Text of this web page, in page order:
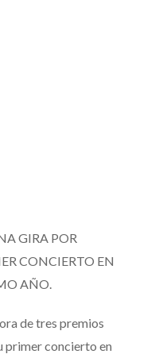
GIRA POR
CONCIERTO EN
AÑO.
de tres premios
primer concierto en